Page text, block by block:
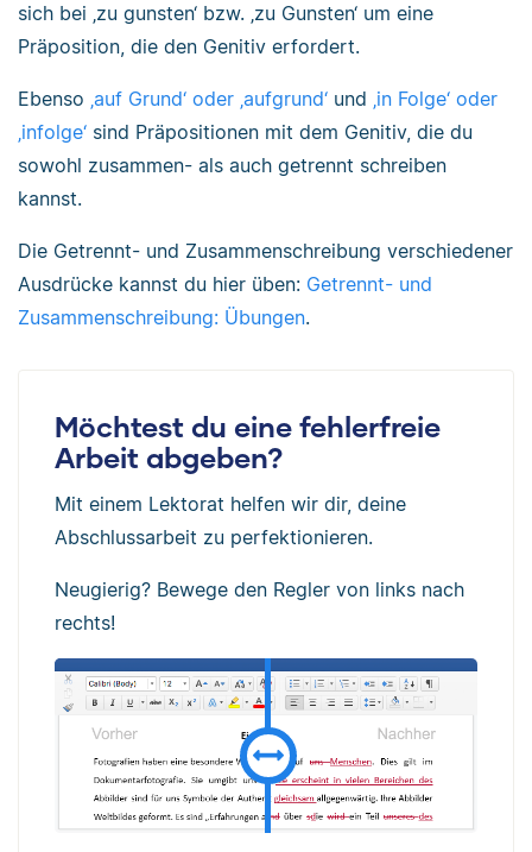
sich bei ‚zu gunsten‘ bzw. ‚zu Gunsten‘ um eine
Präposition, die den Genitiv erfordert.
Ebenso ‚auf Grund‘ oder ‚aufgrund‘ und ‚in Folge‘ oder
‚infolge‘ sind Präpositionen mit dem Genitiv, die du
sowohl zusammen- als auch getrennt schreiben
kannst.
Die Getrennt- und Zusammenschreibung verschiedener
Ausdrücke kannst du hier üben: Getrennt- und
Zusammenschreibung: Übungen.
Möchtest du eine fehlerfreie
Arbeit abgeben?
Mit einem Lektorat helfen wir dir, deine
Abschlussarbeit zu perfektionieren.
Neugierig? Bewege den Regler von links nach
rechts!